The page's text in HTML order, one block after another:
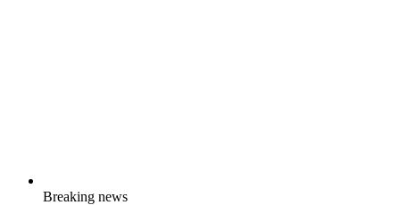
Breaking news